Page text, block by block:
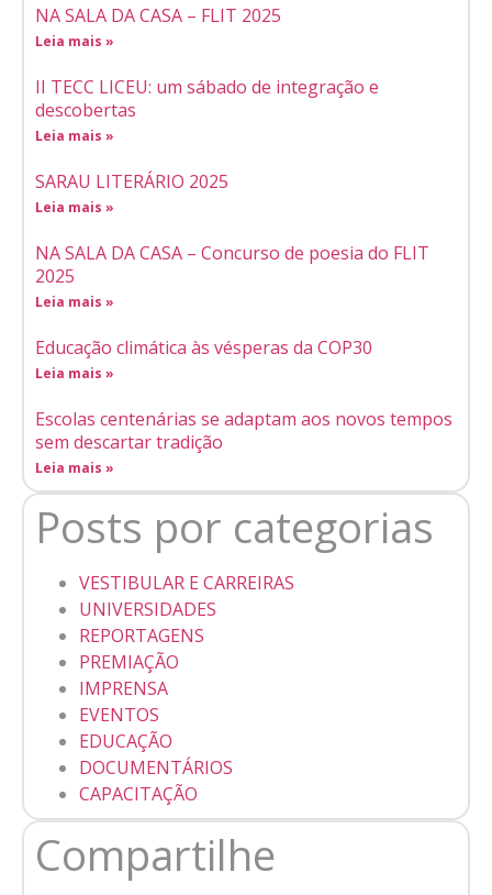
NA SALA DA CASA – FLIT 2025
Leia mais »
II TECC LICEU: um sábado de integração e
descobertas
Leia mais »
SARAU LITERÁRIO 2025
Leia mais »
NA SALA DA CASA – Concurso de poesia do FLIT
2025
Leia mais »
Educação climática às vésperas da COP30
Leia mais »
Escolas centenárias se adaptam aos novos tempos
sem descartar tradição
Leia mais »
Posts por categorias
VESTIBULAR E CARREIRAS
UNIVERSIDADES
REPORTAGENS
PREMIAÇÃO
IMPRENSA
EVENTOS
EDUCAÇÃO
DOCUMENTÁRIOS
CAPACITAÇÃO
Compartilhe